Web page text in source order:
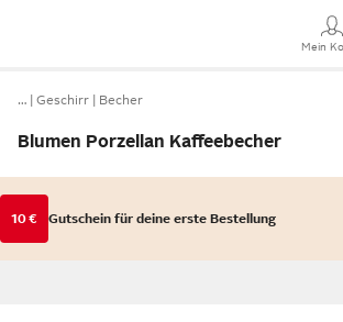
Mein
… Geschirr Becher
Blumen Porzellan Kaffeebecher
10 € Gutschein für deine erste Bestellung